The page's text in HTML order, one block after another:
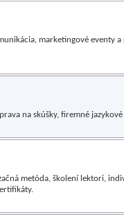
marketingové eventy
na skúšky, firemné
metóda, školení lektori,